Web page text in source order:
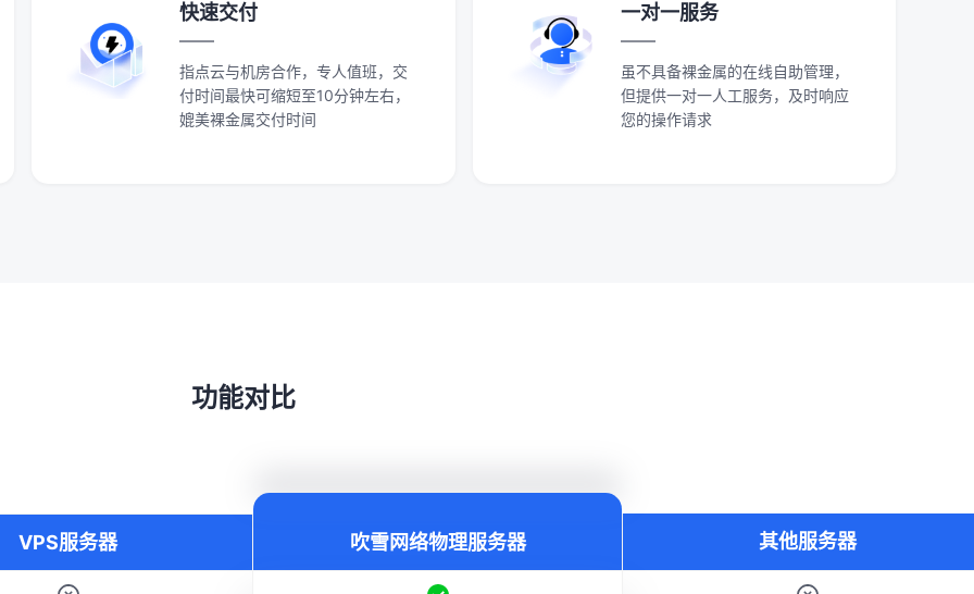
快速交付
指点云与机房合作，专人值班，交
付时间最快可缩短至10分钟左右，
媲美裸金属交付时间
一对一服务
虽不具备裸金属的在线自助管理，
但提供一对一人工服务，及时响应
您的操作请求
功能对比
VPS服务器 吹雪网络物理服务器 其他服务器